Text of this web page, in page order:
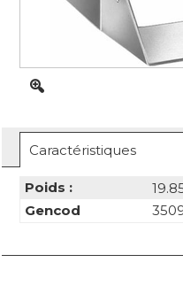
Caractéristiques
Poids :
Gencod